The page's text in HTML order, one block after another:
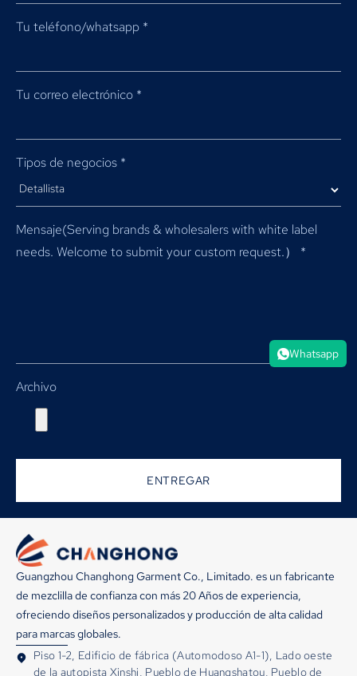
Tu teléfono/whatsapp *
Tu correo electrónico *
Tipos de negocios *
Mensaje(Serving brands & wholesalers with white label
needs. Welcome to submit your custom request.） *
Archivo
ENTREGAR
Guangzhou Changhong Garment Co., Limitado. es un fabricante
de mezclilla de confianza con más 20 Años de experiencia,
ofreciendo diseños personalizados y producción de alta calidad
para marcas globales.
Piso 1-2, Edificio de fábrica (Automodoso A1-1), Lado oeste
de la autopista Xinshi, Pueblo de Huangshatou, Pueblo de
Whatsapp